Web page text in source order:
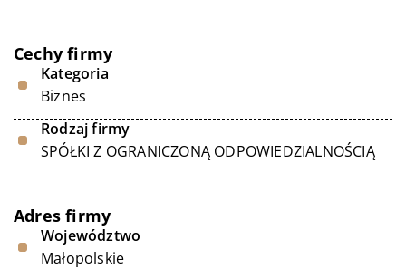
Cechy firmy
Kategoria
Biznes
Rodzaj firmy
SPÓŁKI Z OGRANICZONĄ ODPOWIEDZIALNOŚCIĄ
Adres firmy
Województwo
Małopolskie